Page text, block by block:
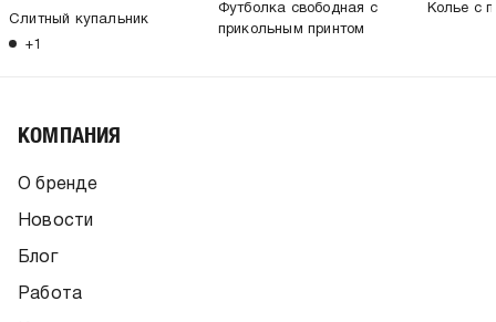
Слитный купальник
+1
Футболка свободная с
прикольным принтом
Колье с
КОМПАНИЯ
О бренде
Новости
Блог
Работа